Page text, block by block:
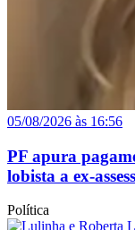
05/08/2026 às 16:56
PF apura
lobista a ex-
Política